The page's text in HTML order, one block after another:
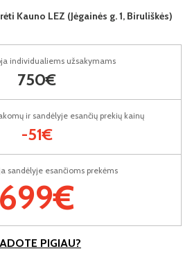
Kauno LEZ (Jėgainės g. 1, Biruliškės)
sandėlyje esančioms prekėms
699€
individualiems užsakymams
750€
ir sandėlyje esančių prekių kainų
-51€
PIGIAU?